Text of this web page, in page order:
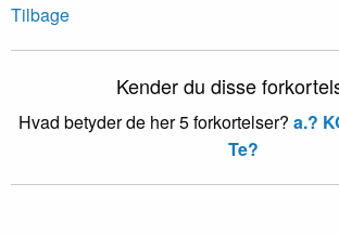
Tilbage
Kender du disse
Hvad betyder de her 5 forkortelser? a.?
Te?